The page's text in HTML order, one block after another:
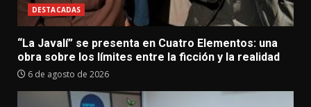
DESTACADAS
“La Javalí” se presenta en Cuatro Elementos: una
obra sobre los límites entre la ficción y la realidad
6 de agosto de 2026